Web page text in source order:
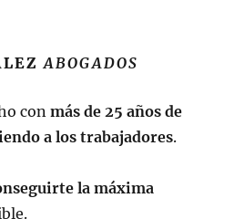
ABOGADOS
conmás de 25 años de
a los trabajadores.
la máxima